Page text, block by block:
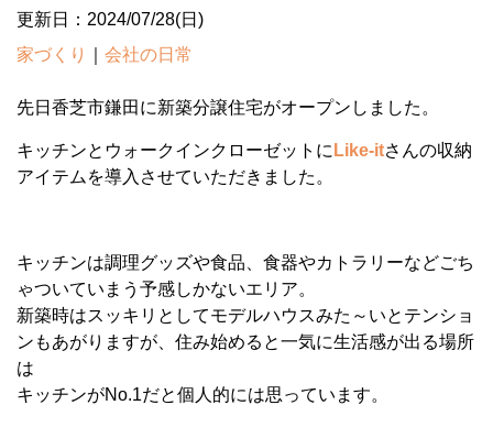
更新日：2024/07/28(日)
家づくり
会社の日常
先日香芝市鎌田に新築分譲住宅がオープンしました。
キッチンとウォークインクローゼットに Like-itさんの収納
アイテムを導入させていただきました。
キッチンは調理グッズや食品、食器やカトラリーなどごち
ゃついていまう予感しかないエリア。
新築時はスッキリとしてモデルハウスみた～いとテンショ
ンもあがりますが、住み始めると一気に生活感が出る場所
は
キッチンがNo.1だと個人的には思っています。